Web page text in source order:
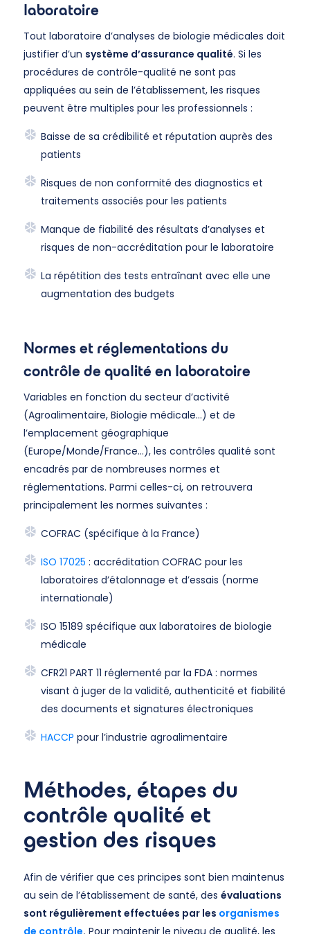
laboratoire
Tout laboratoire d’analyses de biologie médicales doit
justifier d’un système d’assurance qualité. Si les
procédures de contrôle-qualité ne sont pas
appliquées au sein de l’établissement, les risques
peuvent être multiples pour les professionnels :
Baisse de sa crédibilité et réputation auprès des
patients
Risques de non conformité des diagnostics et
traitements associés pour les patients
Manque de fiabilité des résultats d’analyses et
risques de non-accréditation pour le laboratoire
La répétition des tests entraînant avec elle une
augmentation des budgets
Normes et réglementations du
contrôle de qualité en laboratoire
Variables en fonction du secteur d’activité
(Agroalimentaire, Biologie médicale…) et de
l’emplacement géographique
(Europe/Monde/France…), les contrôles qualité sont
encadrés par de nombreuses normes et
réglementations. Parmi celles-ci, on retrouvera
principalement les normes suivantes :
COFRAC (spécifique à la France)
ISO 17025 : accréditation COFRAC pour les
laboratoires d’étalonnage et d’essais (norme
internationale)
ISO 15189 spécifique aux laboratoires de biologie
médicale
CFR21 PART 11 réglementé par la FDA : normes
visant à juger de la validité, authenticité et fiabilité
des documents et signatures électroniques
HACCP pour l’industrie agroalimentaire
Méthodes, étapes du
contrôle qualité et
gestion des risques
Afin de vérifier que ces principes sont bien maintenus
au sein de l’établissement de santé, des évaluations
sont régulièrement effectuées par les organismes
de contrôle. Pour maintenir le niveau de qualité, les